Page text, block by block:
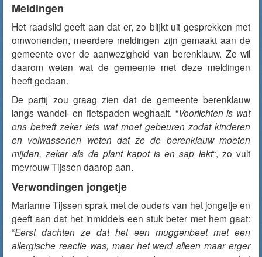
Meldingen
Het raadslid geeft aan dat er, zo blijkt uit gesprekken met
omwonenden, meerdere meldingen zijn gemaakt aan de
gemeente over de aanwezigheid van berenklauw. Ze wil
daarom weten wat de gemeente met deze meldingen
heeft gedaan.
De partij zou graag zien dat de gemeente berenklauw
langs wandel- en fietspaden weghaalt. “Voorlichten is wat
ons betreft zeker iets wat moet gebeuren zodat kinderen
en volwassenen weten dat ze de berenklauw moeten
mijden, zeker als de plant kapot is en sap lekt“, zo vult
mevrouw Tijssen daarop aan.
Verwondingen jongetje
Marianne Tijssen sprak met de ouders van het jongetje en
geeft aan dat het inmiddels een stuk beter met hem gaat:
“Eerst dachten ze dat het een muggenbeet met een
allergische reactie was, maar het werd alleen maar erger